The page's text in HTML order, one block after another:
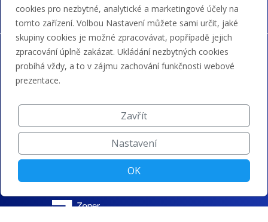
cookies pro nezbytné, analytické a marketingové účely na
tomto zařízení. Volbou Nastavení můžete sami určit, jaké
skupiny cookies je možné zpracovávat, popřípadě jejich
zpracování úplně zakázat. Ukládání nezbytných cookies
probíhá vždy, a to v zájmu zachování funkčnosti webové
prezentace.
Zavřít
Nastavení
OK